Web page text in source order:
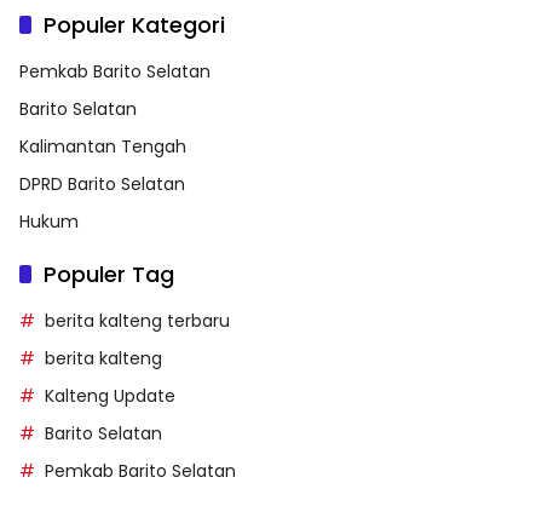
Populer Kategori
Pemkab Barito Selatan
Barito Selatan
Kalimantan Tengah
DPRD Barito Selatan
Hukum
Populer Tag
berita kalteng terbaru
berita kalteng
Kalteng Update
Barito Selatan
Pemkab Barito Selatan